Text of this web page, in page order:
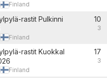
Finland
rastit Pulkinni
Finland
10
3
rastit Kuokkal
Finland
17
3